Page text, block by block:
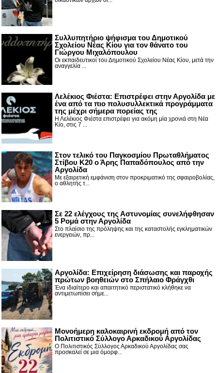
Συλλυπητήριο ψήφισμα του Δημοτικού
Σχολείου Νέας Κίου για τον θάνατο του
Γιώργου Μιχαλόπουλου
Οι εκπαιδευτικοί του Δημοτικού Σχολείου Νέας Κίου, μετά την
αναγγελία ...
Λελέκιος Φιέστα: Επιστρέφει στην Αργολίδα με
ένα από τα πιο πολυσυλλεκτικά προγράμματα
της μέχρι σήμερα πορείας της
Η Λελέκιος Φιέστα επιστρέφει για ακόμη μία χρονιά στη Νέα
Κίο, στις 7 ...
Στον τελικό του Παγκοσμίου Πρωταθλήματος
Στίβου Κ20 ο Άρης Παπαδόπουλος από την
Αργολίδα
Με εξαιρετική εμφάνιση στον προκριματικό της σφαιροβολίας,
ο αθλητής τ...
Σε 22 ελέγχους της Αστυνομίας συνελήφθησαν
5 Ρομά στην Αργολίδα
Στο πλαίσιο της πρόληψης και της καταστολής εγκληματικών
ενεργειών, πρ...
Αργολίδα: Επιχείρηση διάσωσης και παροχής
πρώτων βοηθειών στο Σπήλαιο Φράγχθι
Ένα ιδιαίτερο και απαιτητικό περιστατικό κλήθηκε να
αντιμετωπίσει σήμε...
Μονοήμερη καλοκαιρινή εκδρομή από τον
Πολιτιστικό Σύλλογο Αρκαδικού Αργολίδας
Ο Πολιτιστικός Σύλλογος Αρκαδικού Αργολίδας σας
προσκαλεί σε μια όμορφ...